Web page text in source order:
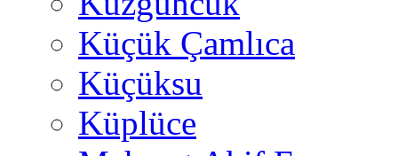
Küçük Çamlıca
Küçüksu
Küplüce